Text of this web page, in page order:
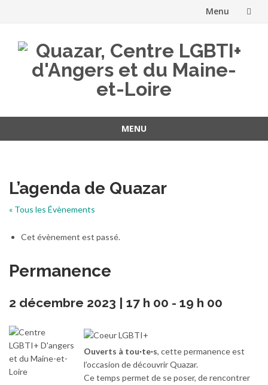
Menu
contenu
MENU
L’agenda de Quazar
« Tous les Évènements
Cet évènement est passé.
Permanence
2 décembre 2023 | 17 h 00 - 19 h 00
Ouverts à tou·te·s, cette permanence est
l’occasion de découvrir Quazar.
Ce temps permet de se poser, de rencontrer